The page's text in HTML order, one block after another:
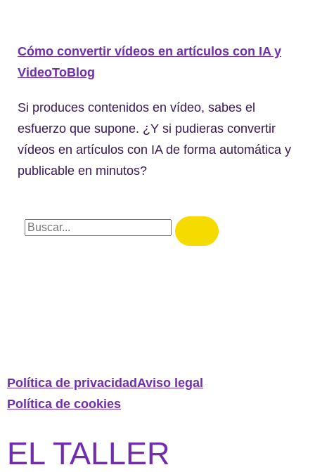
Cómo convertir vídeos en artículos con IA y
VideoToBlog
Si produces contenidos en vídeo, sabes el
esfuerzo que supone. ¿Y si pudieras convertir
vídeos en artículos con IA de forma automática y
publicable en minutos?
Política de privacidadAviso legal
Política de cookies
EL TALLER